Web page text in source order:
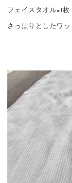
フェイスタオル×1枚
さっぱりとしたワ